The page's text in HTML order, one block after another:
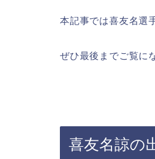
本記事では喜友名選
ぜひ最後までご覧に
喜友名諒の